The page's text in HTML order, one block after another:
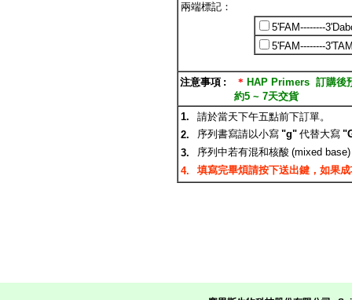
兩端標記：
5'FAM--------
5'FAM--------
注意事項 : * HAP Primers 訂購後
約5 ~ 7天交貨
1.
請於當天下午五點前下訂單。
2.
序列書寫請以小寫 "g" 代替大寫
3.
序列中若有混和核酸 (mixed base)
4.
填寫完畢煩請按下送出鍵，如果